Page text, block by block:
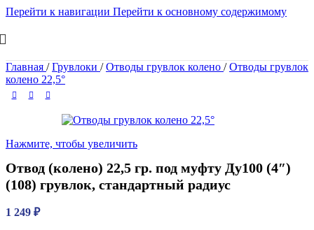
Перейти к навигации Перейти к основному содержимому
Главная / Грувлоки / Отводы грувлок колено / Отводы грувлок
колено 22,5°
Нажмите, чтобы увеличить
Отвод (колено) 22,5 гр. под муфту Ду100 (4″)
(108) грувлок, стандартный радиус
1 249 ₽